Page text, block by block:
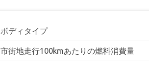
ボディタイプ
市街地走行100kmあたりの燃料消費量